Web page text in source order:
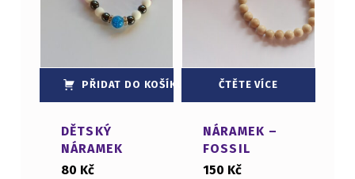
PŘIDAT DO KOŠÍKU
DĚTSKÝ
NÁRAMEK
80 Kč
ČTĚTE VÍCE
NÁRAMEK –
FOSSIL
150 Kč